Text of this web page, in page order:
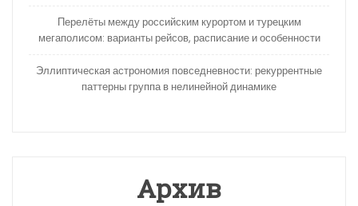
Перелёты между российским курортом и турецким
мегаполисом: варианты рейсов, расписание и особенности
Эллиптическая астрономия повседневности: рекуррентные
паттерны группа в нелинейной динамике
Архив